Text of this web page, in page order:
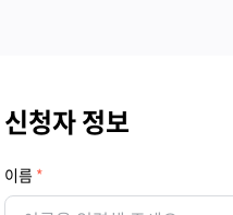
신청자 정보
이름